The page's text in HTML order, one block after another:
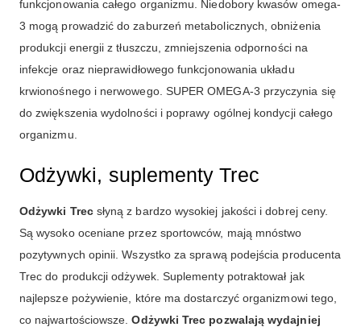
funkcjonowania całego organizmu. Niedobory kwasów omega-
3 mogą prowadzić do zaburzeń metabolicznych, obniżenia
produkcji energii z tłuszczu, zmniejszenia odporności na
infekcje oraz nieprawidłowego funkcjonowania układu
krwionośnego i nerwowego. SUPER OMEGA-3 przyczynia się
do zwiększenia wydolności i poprawy ogólnej kondycji całego
organizmu.
Odżywki, suplementy Trec
Odżywki Trecsłyną z bardzo wysokiej jakości i dobrej ceny.
Są wysoko oceniane przez sportowców, mają mnóstwo
pozytywnych opinii. Wszystko za sprawą podejścia producenta
Trec do produkcji odżywek. Suplementy potraktował jak
najlepsze pożywienie, które ma dostarczyć organizmowi tego,
co najwartościowsze.Odżywki Trec pozwalają wydajniej